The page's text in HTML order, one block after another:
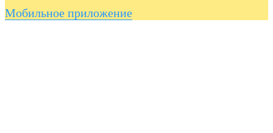
Мобильное приложение